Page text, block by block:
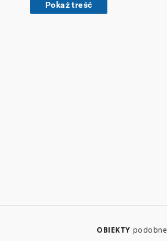
Pokaż treść
OBIEKTY podobne